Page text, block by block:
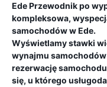
EdePrzewodnik po
kompleksowa,
samochodów wEde.
Wyświetlamy stawki
wynajmu
rezerwację
się, u którego